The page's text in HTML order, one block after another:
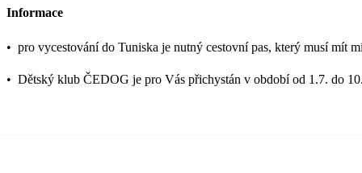
Informace
• pro vycestování do Tuniska je nutný cestovní pas, který musí mít
• Dětský klub ČEDOG je pro Vás přichystán v období od 1.7. do